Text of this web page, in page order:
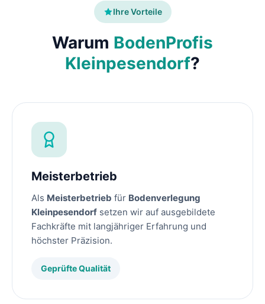
Ihre Vorteile
Warum BodenProfis
Kleinpesendorf?
Meisterbetrieb
Als Meisterbetrieb für Bodenverlegung
Kleinpesendorf setzen wir auf ausgebildete
Fachkräfte mit langjähriger Erfahrung und
höchster Präzision.
Geprüfte Qualität